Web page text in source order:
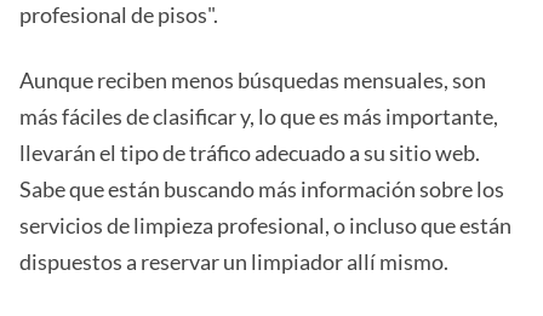
profesional de pisos".
Aunque reciben menos búsquedas mensuales, son
más fáciles de clasificar y, lo que es más importante,
llevarán el tipo de tráfico adecuado a su sitio web.
Sabe que están buscando más información sobre los
servicios de limpieza profesional, o incluso que están
dispuestos a reservar un limpiador allí mismo.